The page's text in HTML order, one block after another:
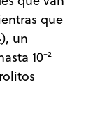
que
un
10⁻²